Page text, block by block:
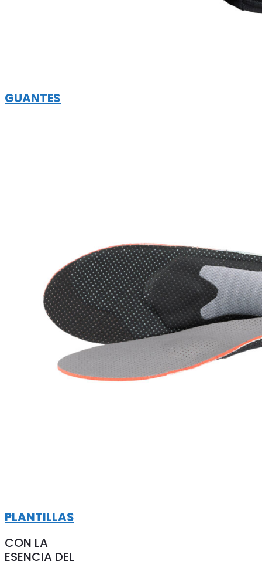
GUANTES
PLANTILLAS
CON LA
ESENCIA DEL